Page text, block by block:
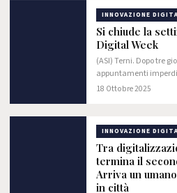
INNOVAZIONE
Si chiude la
Digital Week
(ASI) Terni. Dopo tre
appuntamenti
edizione della Terni
18 Ottobre 2025
INNOVAZIONE
Tra
termina il
Arriva un
in città